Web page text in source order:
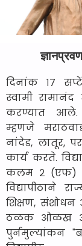
दिनांक १७
स्वामी रामानंद
करण्यात आले.
म्हणजे
नांदेड, लातूर,
कार्य करते.
कलम २ (एफ) व
विद्यापीठाने
शिक्षण, संशोधन
ठळक ओळख
पुर्नमुल्यांकन